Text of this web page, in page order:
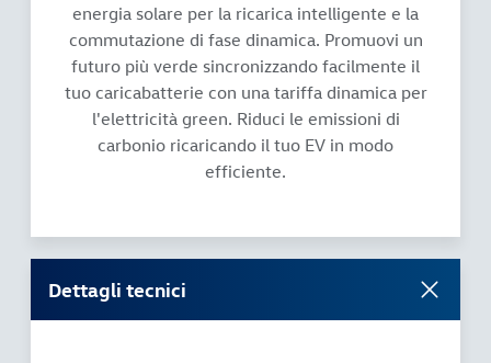
energia solare per la ricarica intelligente e la
commutazione di fase dinamica. Promuovi un
futuro più verde sincronizzando facilmente il
tuo caricabatterie con una tariffa dinamica per
l'elettricità green. Riduci le emissioni di
carbonio ricaricando il tuo EV in modo
efficiente.
Dettagli tecnici